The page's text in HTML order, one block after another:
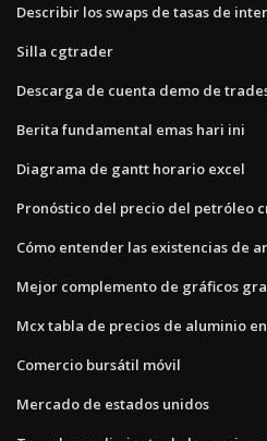
Describir los swaps de tasas de
Silla cgtrader
Descarga de cuenta demo de
Berita fundamental emas hari ini
Diagrama de gantt horario excel
Pronóstico del precio del petróleo
Cómo entender las existencias de
Mejor complemento de gráficos
Mcx tabla de precios de aluminio
Comercio bursátil móvil
Mercado de estados unidos